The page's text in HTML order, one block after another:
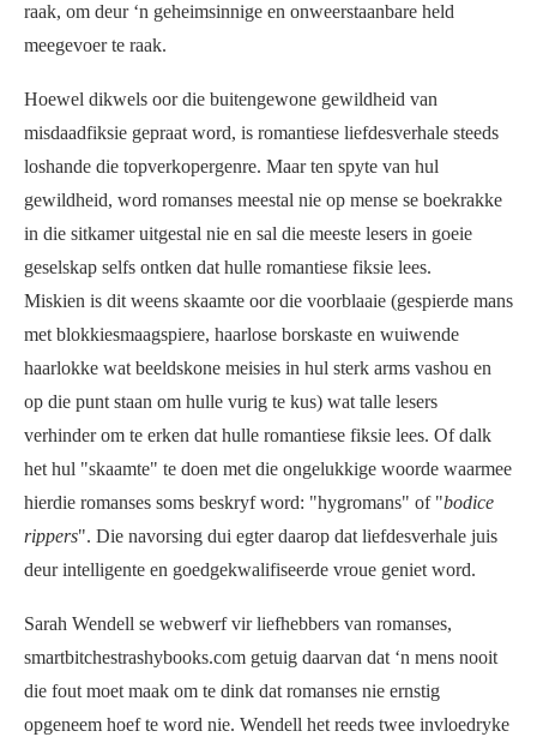
raak, om deur ‘n geheimsinnige en onweerstaanbare held
meegevoer te raak.
Hoewel dikwels oor die buitengewone gewildheid van
misdaadfiksie gepraat word, is romantiese liefdesverhale steeds
loshande die topverkopergenre. Maar ten spyte van hul
gewildheid, word romanses meestal nie op mense se boekrakke
in die sitkamer uitgestal nie en sal die meeste lesers in goeie
geselskap selfs ontken dat hulle romantiese fiksie lees.
Miskien is dit weens skaamte oor die voorblaaie (gespierde mans
met blokkiesmaagspiere, haarlose borskaste en wuiwende
haarlokke wat beeldskone meisies in hul sterk arms vashou en
op die punt staan om hulle vurig te kus) wat talle lesers
verhinder om te erken dat hulle romantiese fiksie lees. Of dalk
het hul "skaamte" te doen met die ongelukkige woorde waarmee
hierdie romanses soms beskryf word: "hygromans" of "bodice
rippers". Die navorsing dui egter daarop dat liefdesverhale juis
deur intelligente en goedgekwalifiseerde vroue geniet word.
Sarah Wendell se webwerf vir liefhebbers van romanses,
smartbitchestrashybooks.com getuig daarvan dat ‘n mens nooit
die fout moet maak om te dink dat romanses nie ernstig
opgeneem hoef te word nie. Wendell het reeds twee invloedryke